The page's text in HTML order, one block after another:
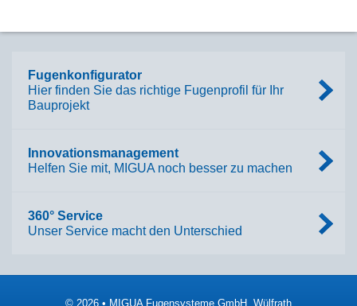
Fugenkonfigurator
Hier finden Sie das richtige Fugenprofil für Ihr
Bauprojekt
Innovationsmanagement
Helfen Sie mit, MIGUA noch besser zu machen
360° Service
Unser Service macht den Unterschied
© 2026 • MIGUA Fugensysteme GmbH, Wülfrath